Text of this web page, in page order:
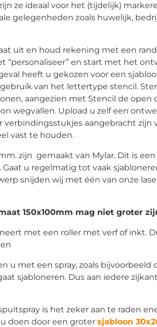
ze ideaal voor het (tijdelijk)
gelegenheden zoals huwelijk,
uit en houd rekening met een
“personaliseer” en start met het
heeft u gekozen voor een
van het lettertype stencil.
aangezien met Stencil de open
wegvallen. Upload u zelf een
verbindingsstukjes aangebracht zijn
vast te houden.
zijn gemaakt van Mylar. Dit is
u regelmatig tot vaak
snijden wij met één van onze
150x100mm mag niet groter
met een roller met verf of inkt.
u met een spray, zoals bijvoorbeeld
sjabloneren. Dus aan iedere
is het zeker aan te raden
doen door een groter sjabloon